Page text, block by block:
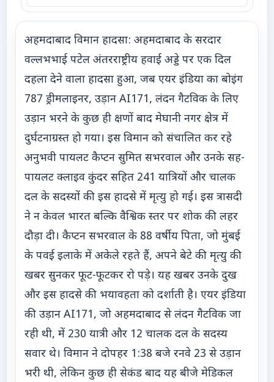
अहमदाबाद विमान हादसा: अहमदाबाद के सरदार
वल्लभभाई पटेल अंतरराष्ट्रीय हवाई अड्डे पर एक दिल
दहला देने वाला हादसा हुआ, जब एयर इंडिया का बोइंग
787 ड्रीमलाइनर, उड़ान AI171, लंदन गैटविक के लिए
उड़ान भरने के कुछ ही क्षणों बाद मेघानी नगर क्षेत्र में
दुर्घटनाग्रस्त हो गया। इस विमान को संचालित कर रहे
अनुभवी पायलट कैप्टन सुमित सभरवाल और उनके सह-
पायलट क्लाइव कुंदर सहित 241 यात्रियों और चालक
दल के सदस्यों की इस हादसे में मृत्यु हो गई। इस त्रासदी
ने न केवल भारत बल्कि वैश्विक स्तर पर शोक की लहर
दौड़ा दी। कैप्टन सभरवाल के 88 वर्षीय पिता, जो मुंबई
के पवई इलाके में अकेले रहते हैं, अपने बेटे की मृत्यु की
खबर सुनकर फूट-फूटकर रो पड़े। यह खबर उनके दुख
और इस हादसे की भयावहता को दर्शाती है। एयर इंडिया
की उड़ान AI171, जो अहमदाबाद से लंदन गैटविक जा
रही थी, में 230 यात्री और 12 चालक दल के सदस्य
सवार थे। विमान ने दोपहर 1:38 बजे रनवे 23 से उड़ान
भरी थी, लेकिन कुछ ही सेकंड बाद यह बीजे मेडिकल